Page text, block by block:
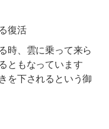
復活
時、雲に乗って来ら
ともなっています
を下されるという御